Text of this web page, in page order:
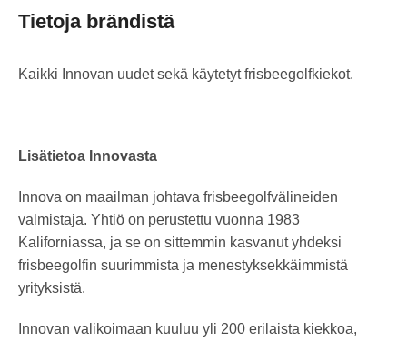
Tietoja brändistä
Kaikki Innovan uudet sekä käytetyt frisbeegolfkiekot.
Lisätietoa Innovasta
Innova on maailman johtava frisbeegolfvälineiden
valmistaja. Yhtiö on perustettu vuonna 1983
Kaliforniassa, ja se on sittemmin kasvanut yhdeksi
frisbeegolfin suurimmista ja menestyksekkäimmistä
yrityksistä.
Innovan valikoimaan kuuluu yli 200 erilaista kiekkoa,